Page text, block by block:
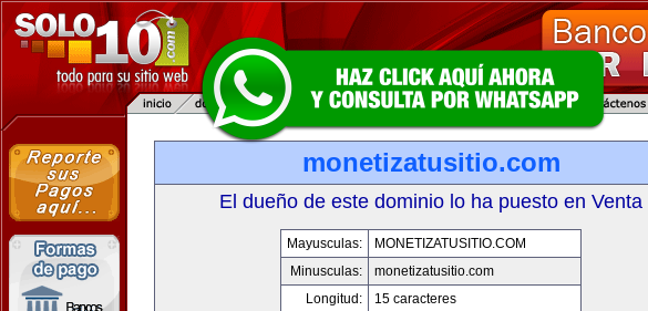
monetizatusitio.com
El dueño de este dominio lo ha puesto en Venta
Mayusculas:
MONETIZATUSITIO.COM
Minusculas:
monetizatusitio.com
Longitud:
15 caracteres